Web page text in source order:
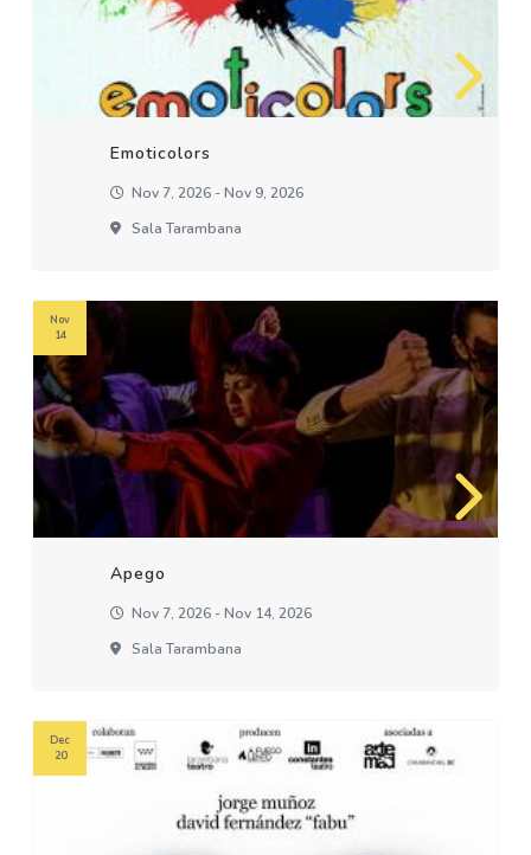
Emoticolors
Nov 7, 2026 - Nov 9, 2026
Sala Tarambana
Apego
Nov 7, 2026 - Nov 14, 2026
Sala Tarambana
Nov
14
Dec
20